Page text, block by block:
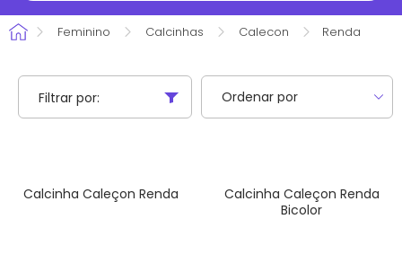
Feminino Calcinhas Calecon Renda
Filtrar por:
Calcinha Caleçon Renda
Calcinha Caleçon Renda
Bicolor